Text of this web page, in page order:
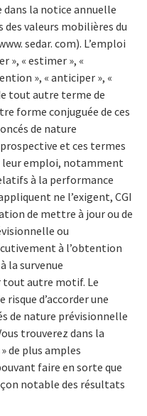
dans la notice annuelle
des valeurs mobilières du
sedar. com). L’emploi
», « estimer », «
», « anticiper », «
tout autre terme de
forme conjuguée de ces
de nature
et ces termes
leur emploi, notamment
à la performance
ne l’exigent, CGI
de mettre à jour ou de
ou
à l’obtention
la survenue
tout autre motif. Le
d’accorder une
de nature prévisionnelle
trouverez dans la
de plus amples
faire en sorte que
notable des résultats